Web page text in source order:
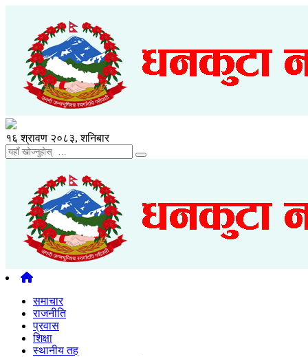
१६ श्रावण २०८३, शनिबार
समाचार
राजनीति
प्रवास
शिक्षा
स्थानीय तह